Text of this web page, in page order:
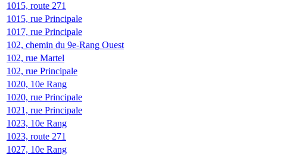
1015, route 271
1015, rue Principale
1017, rue Principale
102, chemin du 9e-Rang Ouest
102, rue Martel
102, rue Principale
1020, 10e Rang
1020, rue Principale
1021, rue Principale
1023, 10e Rang
1023, route 271
1027, 10e Rang